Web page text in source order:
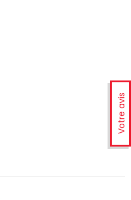
Votre avis